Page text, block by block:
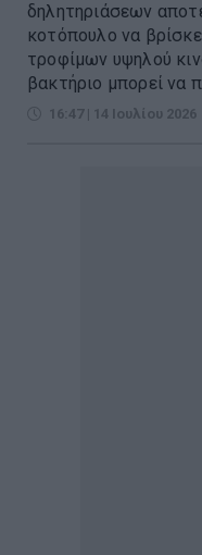
δηλητηριάσεων
κοτόπουλο να
τροφίμων υψηλού
βακτήριο μπορεί να
16:47 | 14 Ιουλίου 2026